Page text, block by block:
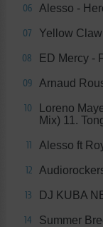
06 Alesso -
07 Yellow
08 ED Mercy -
09 Arnaud
10
Loreno
Mix) 11.
11 Alesso ft
12
13 DJ KUBA
14 Summer